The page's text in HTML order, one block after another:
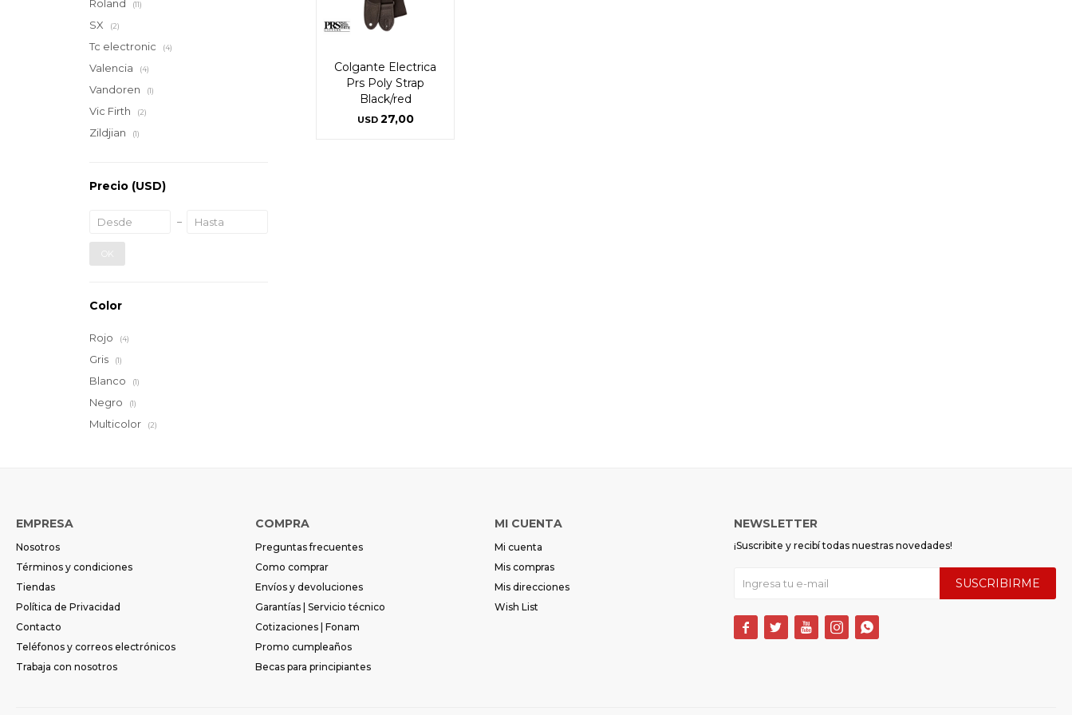
Colgante Electrica
Prs Poly Strap
Black/red
USD 27,00
Roland (11)
SX (2)
Tc electronic (4)
Valencia (4)
Vandoren (1)
Vic Firth (2)
Zildjian (1)
Precio (USD)
OK
Color
Rojo (4)
Gris (1)
Blanco (1)
Negro (1)
Multicolor (2)
EMPRESA
Nosotros
Términos y condiciones
Tiendas
Política de Privacidad
Contacto
Teléfonos y correos electrónicos
Trabaja con nosotros
COMPRA
Preguntas frecuentes
Como comprar
Envíos y devoluciones
Garantías | Servicio técnico
Cotizaciones | Fonam
Promo cumpleaños
Becas para principiantes
MI CUENTA
Mi cuenta
Mis compras
Mis direcciones
Wish List
NEWSLETTER
¡Suscribite y recibí todas nuestras novedades!
SUSCRIBIRME
    